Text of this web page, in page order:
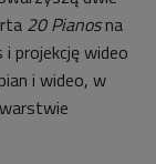
20 Pianosna
projekcję wideo
i wideo, w